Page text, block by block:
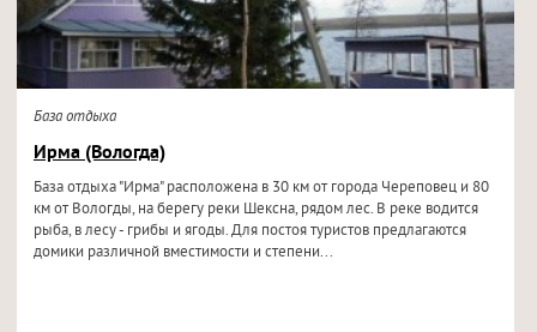
База отдыха
Ирма (Вологда)
База отдыха "Ирма" расположена в 30 км от города Череповец и 80
км от Вологды, на берегу реки Шексна, рядом лес. В реке водится
рыба, в лесу - грибы и ягоды. Для постоя туристов предлагаются
домики различной вместимости и степени...